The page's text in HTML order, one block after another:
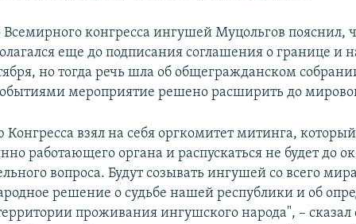
Всемирного конгресса ингушей Муцольгов пояснил,
еще до подписания соглашения о границе и
но тогда речь шла об общегражданском
мероприятие решено расширить до
взял на себя оргкомитет митинга,
работающего органа и распускаться не будет до
вопроса. Будут созывать ингушей со всего
решение о судьбе нашей республики и об
проживания ингушского народа", – сказал